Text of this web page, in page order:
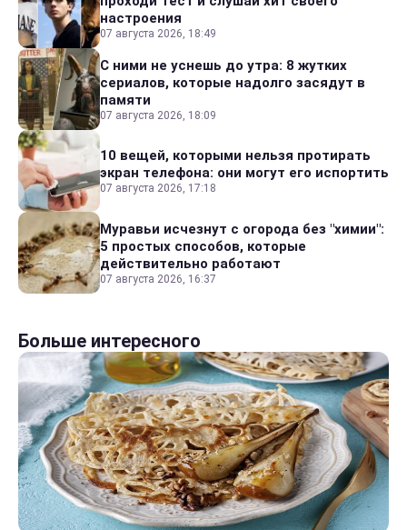
настроения
07 августа 2026, 18:49
С ними не уснешь до утра: 8 жутких
сериалов, которые надолго засядут в
памяти
07 августа 2026, 18:09
10 вещей, которыми нельзя протирать
экран телефона: они могут его испортить
07 августа 2026, 17:18
Муравьи исчезнут с огорода без "химии":
5 простых способов, которые
действительно работают
07 августа 2026, 16:37
Больше интересного